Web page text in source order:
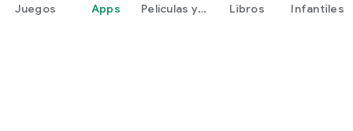
Juegos Apps
Películas y
Libros Infantiles